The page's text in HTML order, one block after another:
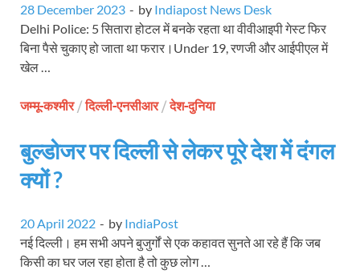
28 December 2023 - by Indiapost News Desk
Delhi Police: 5 सितारा होटल में बनके रहता था वीवीआइपी गेस्ट फिर
बिना पैसे चुकाए हो जाता था फरार।Under 19, रणजी और आईपीएल में
खेल …
जम्मू-कश्मीर/दिल्ली-एनसीआर/देश-दुनिया
बुल्डोजर पर दिल्ली से लेकर पूरे देश में दंगल
क्यों ?
20 April 2022 - by IndiaPost
नई दिल्ली। हम सभी अपने बुजुर्गों से एक कहावत सुनते आ रहे हैं कि जब
किसी का घर जल रहा होता है तो कुछ लोग …